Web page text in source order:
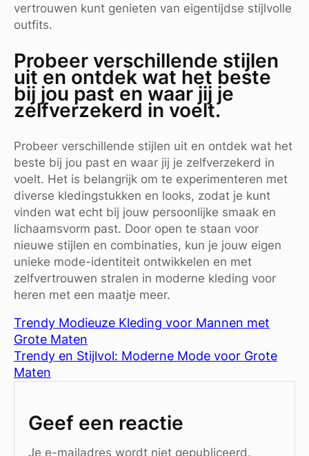
vertrouwen kunt genieten van eigentijdse stijlvolle
outfits.
Probeer verschillende stijlen
uit en ontdek wat het beste
bij jou past en waar jij je
zelfverzekerd in voelt.
Probeer verschillende stijlen uit en ontdek wat het
beste bij jou past en waar jij je zelfverzekerd in
voelt. Het is belangrijk om te experimenteren met
diverse kledingstukken en looks, zodat je kunt
vinden wat echt bij jouw persoonlijke smaak en
lichaamsvorm past. Door open te staan voor
nieuwe stijlen en combinaties, kun je jouw eigen
unieke mode-identiteit ontwikkelen en met
zelfvertrouwen stralen in moderne kleding voor
heren met een maatje meer.
Trendy Modieuze Kleding voor Mannen met
Grote Maten
Trendy en Stijlvol: Moderne Mode voor Grote
Maten
Geef een reactie
Je e-mailadres wordt niet gepubliceerd.